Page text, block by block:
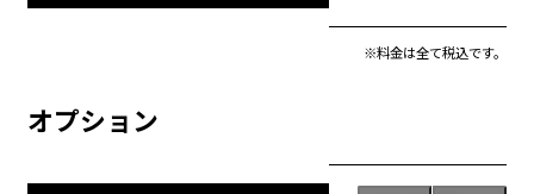
※料金は全て税込です。
オプション